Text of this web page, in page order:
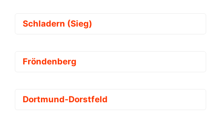
Schladern (Sieg)
Fröndenberg
Dortmund-Dorstfeld